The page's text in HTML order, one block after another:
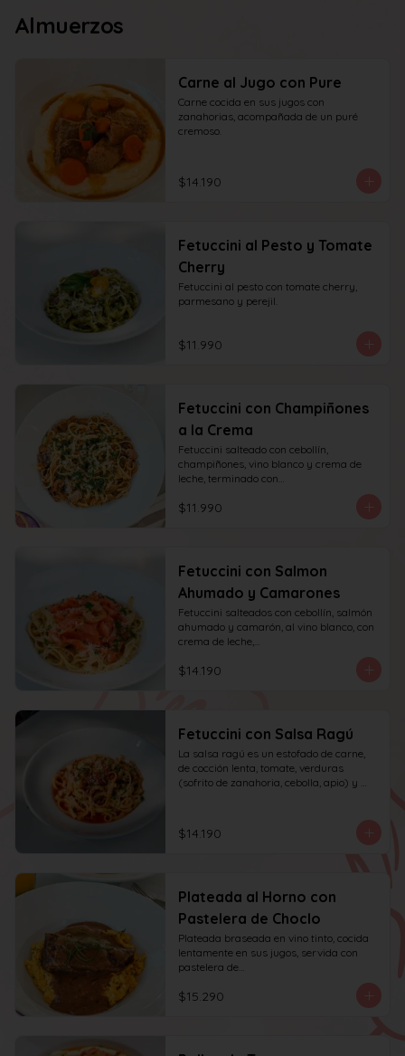
Almuerzos
Carne al Jugo con Pure
Carne cocida en sus jugos con
zanahorias, acompañada de un puré
cremoso.
$14.190
Fetuccini al Pesto y Tomate
Cherry
Fetuccini al pesto con tomate cherry,
parmesano y perejil.
$11.990
Fetuccini con Champiñones
a la Crema
Fetuccini salteado con cebollín,
champiñones, vino blanco y crema de
leche, terminado con
$11.990
Fetuccini con Salmon
Ahumado y Camarones
Fetuccini salteados con cebollín, salmón
ahumado y camarón, al vino blanco, con
crema de leche,
$14.190
Fetuccini con Salsa Ragú
La salsa ragú es un estofado de carne,
de cocción lenta, tomate, verduras
(sofrito de zanahoria, cebolla, apio) y
$14.190
Plateada al Horno con
Pastelera de Choclo
Plateada braseada en vino tinto, cocida
lentamente en sus jugos, servida con
pastelera de
$15.290